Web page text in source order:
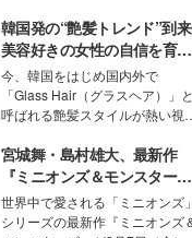
な美容の常識を大きく変える可能
性を秘めた、革新的な「Water
Capturing Skin（ウォーターキャ
プチャリングスキン：捕水肌）」
技術を、花王が構築した。
韓国発の“艶髪トレンド”到来
美容好きの女性の自信を育む
「ヘアケア事情」って？
今、韓国をはじめ国内外で
「Glass Hair（グラスヘア）」と
呼ばれる艶髪スタイルが熱い視
ションの完成度を高めるベースと
して、“髪そのものの美しさ”に改
めて注目する人が増えている様
子。今回は、そんな憧れの艶やか
な髪を日常で叶える、美容好き
宮城舞・島村雄大、最新作
『ミニオンズ＆モンスター
ズ』の魅力熱弁 ハチャメチャ
だけじゃない“友情と絆”に感
世界中で愛される「ミニオンズ」
シリーズの最新作『ミニオンズ